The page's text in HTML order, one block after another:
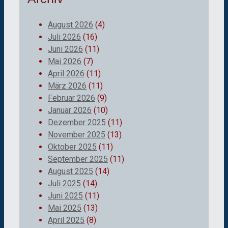
August 2026 (4)
Juli 2026 (16)
Juni 2026 (11)
Mai 2026 (7)
April 2026 (11)
März 2026 (11)
Februar 2026 (9)
Januar 2026 (10)
Dezember 2025 (11)
November 2025 (13)
Oktober 2025 (11)
September 2025 (11)
August 2025 (14)
Juli 2025 (14)
Juni 2025 (11)
Mai 2025 (13)
April 2025 (8)